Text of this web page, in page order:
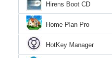
Hirens Boot CD
Home Plan Pro
HotKey Manager